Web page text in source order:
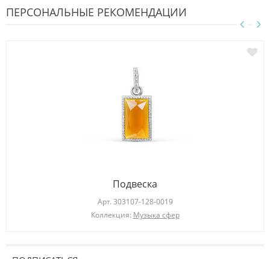
ПЕРСОНАЛЬНЫЕ РЕКОМЕНДАЦИИ
Подвеска
Арт. 303107-128-0019
Коллекция: Музыка сфер